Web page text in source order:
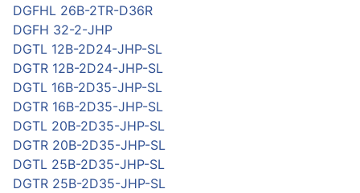
DGFHL 26B-2TR-D36R
DGFH 32-2-JHP
DGTL 12B-2D24-JHP-SL
DGTR 12B-2D24-JHP-SL
DGTL 16B-2D35-JHP-SL
DGTR 16B-2D35-JHP-SL
DGTL 20B-2D35-JHP-SL
DGTR 20B-2D35-JHP-SL
DGTL 25B-2D35-JHP-SL
DGTR 25B-2D35-JHP-SL